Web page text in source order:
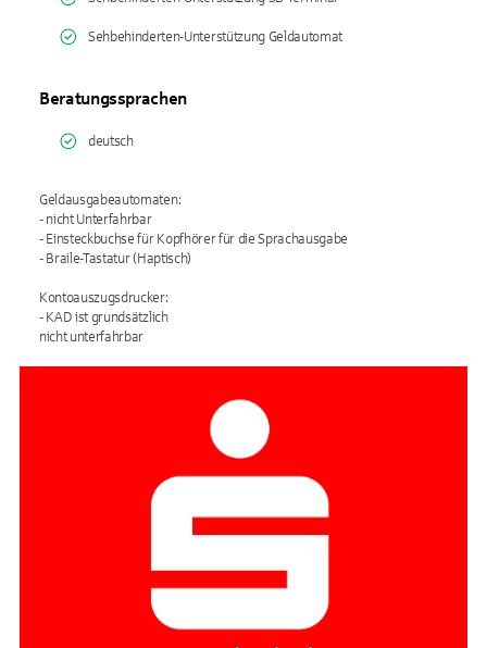
Sehbehinderten-Unterstützung Geldautomat
Beratungssprachen
deutsch
Geldausgabeautomaten:
- nicht Unterfahrbar
- Einsteckbuchse für Kopfhörer für die Sprachausgabe
- Braile-Tastatur (Haptisch)
Kontoauszugsdrucker:
- KAD ist grundsätzlich
nicht unterfahrbar